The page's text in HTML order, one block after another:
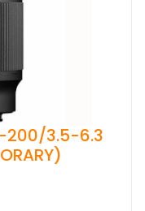
200/3.5-6.3